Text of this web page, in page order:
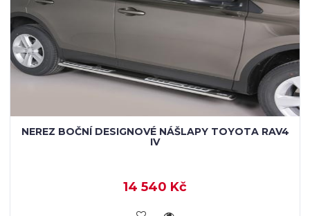
NEREZ BOČNÍ DESIGNOVÉ NÁŠLAPY TOYOTA RAV4
IV
14 540 Kč